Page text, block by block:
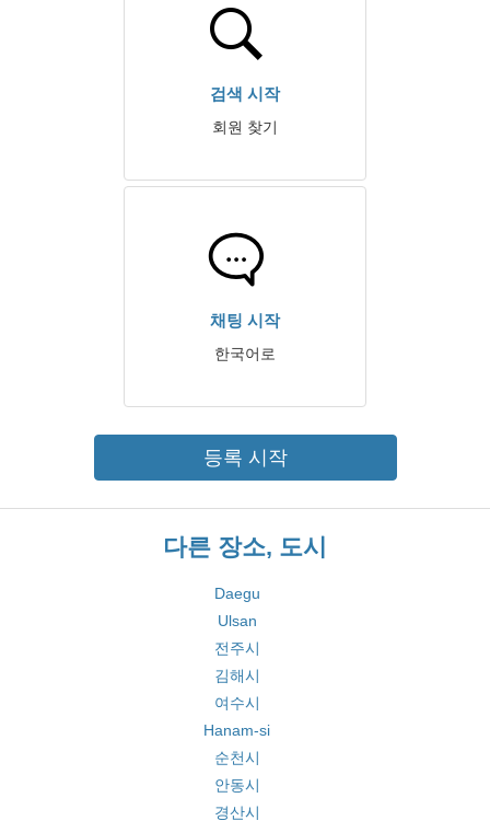
검색 시작
회원 찾기
채팅 시작
한국어로
등록 시작
다른 장소, 도시
Daegu
Ulsan
전주시
김해시
여수시
Hanam-si
순천시
안동시
경산시